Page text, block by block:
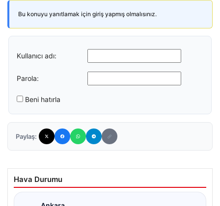
Bu konuyu yanıtlamak için giriş yapmış olmalısınız.
Kullanıcı adı:
Parola:
Beni hatırla
Paylaş:
Hava Durumu